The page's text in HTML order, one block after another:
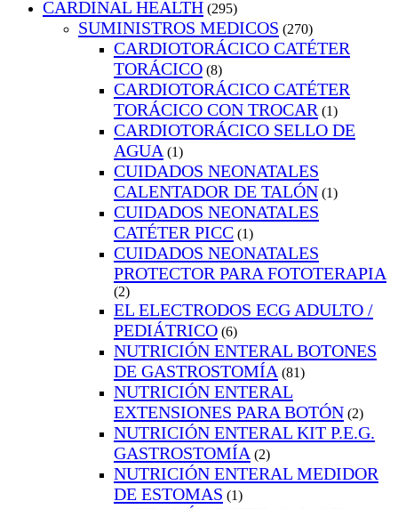
CARDINAL HEALTH (295)
SUMINISTROS MEDICOS (270)
CARDIOTORÁCICO CATÉTER
TORÁCICO (8)
CARDIOTORÁCICO CATÉTER
TORÁCICO CON TROCAR (1)
CARDIOTORÁCICO SELLO DE
AGUA (1)
CUIDADOS NEONATALES
CALENTADOR DE TALÓN (1)
CUIDADOS NEONATALES
CATÉTER PICC (1)
CUIDADOS NEONATALES
PROTECTOR PARA FOTOTERAPIA
(2)
EL ELECTRODOS ECG ADULTO /
PEDIÁTRICO (6)
NUTRICIÓN ENTERAL BOTONES
DE GASTROSTOMÍA (81)
NUTRICIÓN ENTERAL
EXTENSIONES PARA BOTÓN (2)
NUTRICIÓN ENTERAL KIT P.E.G.
GASTROSTOMÍA (2)
NUTRICIÓN ENTERAL MEDIDOR
DE ESTOMAS (1)